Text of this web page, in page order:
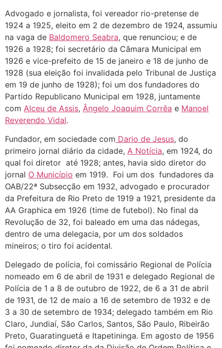
Advogado e jornalista, foi vereador rio-pretense de
1924 a 1925, eleito em 2 de dezembro de 1924, assumiu
na vaga de Baldomero Seabra, que renunciou; e de
1926 a 1928; foi secretário da Câmara Municipal em
1926 e vice-prefeito de 15 de janeiro e 18 de junho de
1928 (sua eleição foi invalidada pelo Tribunal de Justiça
em 19 de junho de 1928); foi um dos fundadores do
Partido Republicano Municipal em 1928, juntamente
com Alceu de Assis, Ângelo Joaquim Corrêa e Manoel
Reverendo Vidal.
Fundador, em sociedade com Dario de Jesus, do
primeiro jornal diário da cidade, A Notícia, em 1924, do
qual foi diretor até 1928; antes, havia sido diretor do
jornal O Município em 1919. Foi um dos fundadores da
OAB/22ª Subsecção em 1932, advogado e procurador
da Prefeitura de Rio Preto de 1919 a 1921, presidente da
AA Graphica em 1926 (time de futebol). No final da
Revolução de 32, foi baleado em uma das nádegas,
dentro de uma delegacia, por um dos soldados
mineiros; o tiro foi acidental.
Delegado de polícia, foi comissário Regional de Polícia
nomeado em 6 de abril de 1931 e delegado Regional de
Polícia de 1 a 8 de outubro de 1922, de 6 a 31 de abril
de 1931, de 12 de maio a 16 de setembro de 1932 e de
3 a 30 de setembro de 1934; delegado também em Rio
Claro, Jundiaí, São Carlos, Santos, São Paulo, Ribeirão
Preto, Guaratinguetá e Itapetininga. Em agosto de 1956